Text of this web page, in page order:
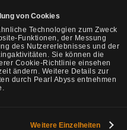
von Cookies
Technologien zum Zweck
Funktionen, der Messung
des Nutzererlebnisses und der
Sie können die
Cookie-Richtlinie einsehen
ändern. Weitere Details zur
durch Pearl Abyss entnehmen
Weitere Einzelheiten